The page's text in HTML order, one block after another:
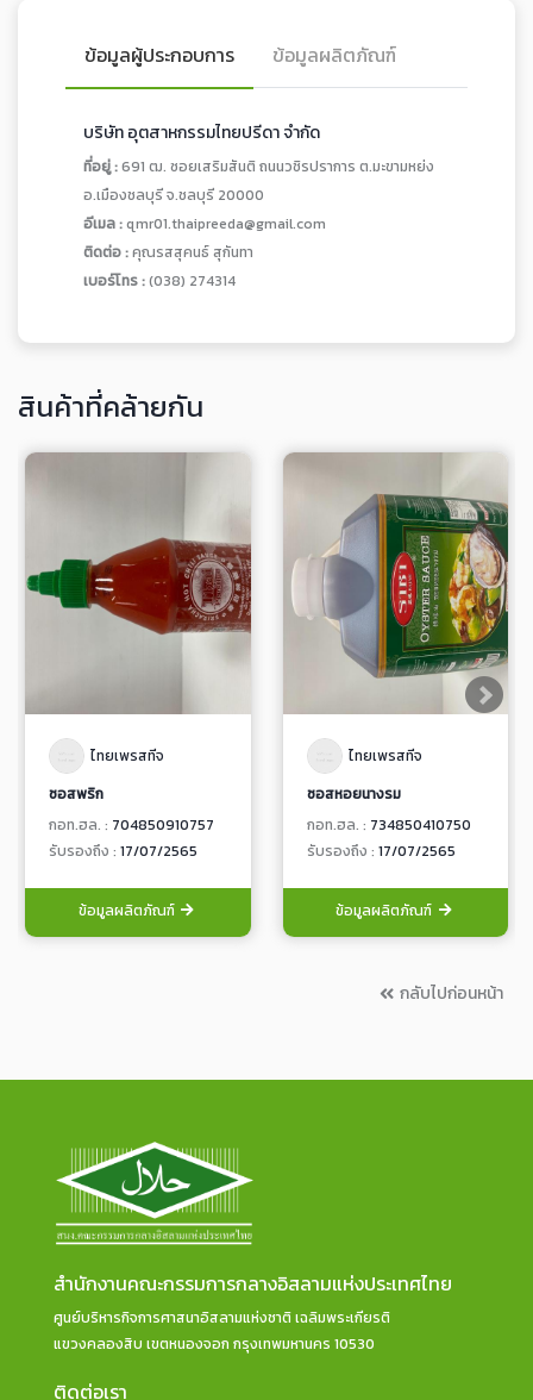
ข้อมูลผู้ประกอบการ ข้อมูลผลิตภัณฑ์
บริษัท อุตสาหกรรมไทยปรีดา จำกัด
ที่อยู่ :691 ฒ. ซอยเสริมสันติ ถนนวชิรปราการ ต.มะขามหย่ง
อ.เมืองชลบุรี จ.ชลบุรี 20000
อีเมล :qmr01.thaipreeda@gmail.com
ติดต่อ :คุณรสสุคนธ์ สุกันทา
เบอร์โทร :(038) 274314
สินค้าที่คล้ายกัน
ไทยเพรสทีจ
ซอสพริก
กอท.ฮล. : 704850910757
รับรองถึง : 17/07/2565
ข้อมูลผลิตภัณฑ์
ไทยเพรสทีจ
ซอสหอยนางรม
กอท.ฮล. : 734850410750
รับรองถึง : 17/07/2565
ข้อมูลผลิตภัณฑ์
กลับไปก่อนหน้า
สำนักงานคณะกรรมการกลางอิสลามแห่งประเทศไทย
ศูนย์บริหารกิจการศาสนาอิสลามแห่งชาติ เฉลิมพระเกียรติ
แขวงคลองสิบ เขตหนองจอก กรุงเทพมหานคร 10530
ติดต่อเรา